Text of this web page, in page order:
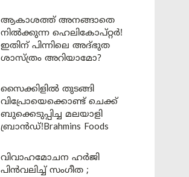
ആകാശത്ത് അനങ്ങാതെ
നില്‍ക്കുന്ന ഹെലികോപ്റ്റര്‍!
ഇതിന് പിന്നിലെ അദ്ഭുത
ശാസ്ത്രം അറിയാമോ?
സൈക്കിളിൽ തുടങ്ങി
വിപ്രോയെക്കൊണ്ട് ചെക്ക്
ബുക്കെടുപ്പിച്ച മലയാളി
ബ്രാൻഡ്!Brahmins Foods
വിവാഹമോചന ഹർജി
പിൻവലിച്ച് സംഗീത ;